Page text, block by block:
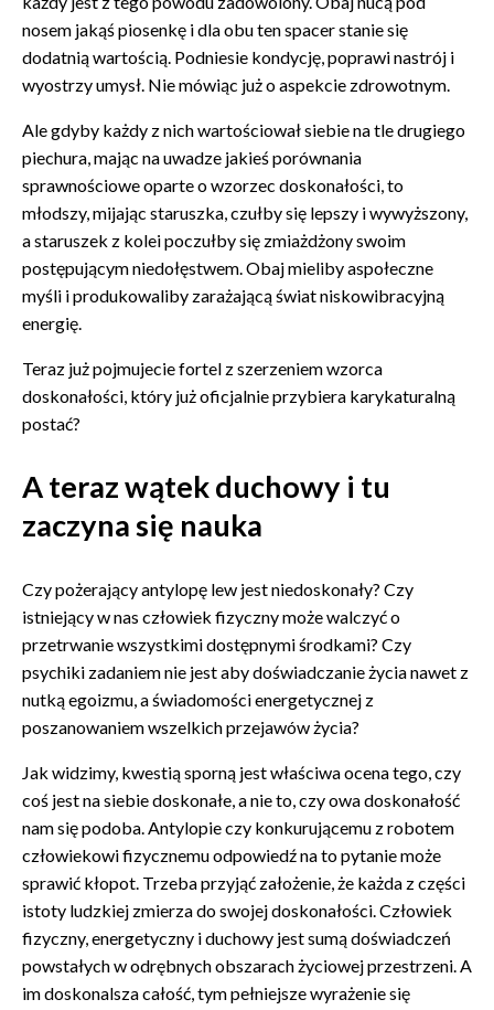
nosem jakąś piosenkę i dla obu ten spacer stanie się
dodatnią wartością. Podniesie kondycję, poprawi nastrój i
wyostrzy umysł. Nie mówiąc już o aspekcie zdrowotnym.
Ale gdyby każdy z nich wartościował siebie na tle drugiego
piechura, mając na uwadze jakieś porównania
sprawnościowe oparte o wzorzec doskonałości, to
młodszy, mijając staruszka, czułby się lepszy i wywyższony,
a staruszek z kolei poczułby się zmiażdżony swoim
postępującym niedołęstwem. Obaj mieliby aspołeczne
myśli i produkowaliby zarażającą świat niskowibracyjną
energię.
Teraz już pojmujecie fortel z szerzeniem wzorca
doskonałości, który już oficjalnie przybiera karykaturalną
postać?
A teraz wątek duchowy i tu
zaczyna się nauka
Czy pożerający antylopę lew jest niedoskonały? Czy
istniejący w nas człowiek fizyczny może walczyć o
przetrwanie wszystkimi dostępnymi środkami? Czy
psychiki zadaniem nie jest aby doświadczanie życia nawet z
nutką egoizmu, a świadomości energetycznej z
poszanowaniem wszelkich przejawów życia?
Jak widzimy, kwestią sporną jest właściwa ocena tego, czy
coś jest na siebie doskonałe, a nie to, czy owa doskonałość
nam się podoba. Antylopie czy konkurującemu z robotem
człowiekowi fizycznemu odpowiedź na to pytanie może
sprawić kłopot. Trzeba przyjąć założenie, że każda z części
istoty ludzkiej zmierza do swojej doskonałości. Człowiek
fizyczny, energetyczny i duchowy jest sumą doświadczeń
powstałych w odrębnych obszarach życiowej przestrzeni. A
im doskonalsza całość, tym pełniejsze wyrażenie się